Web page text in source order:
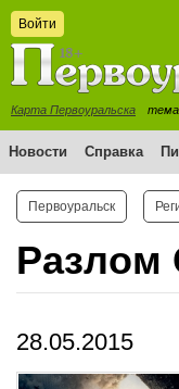
Войти
Карта Первоуральска тема
Новости Справка
Первоуральск
Разлом
28.05.2015